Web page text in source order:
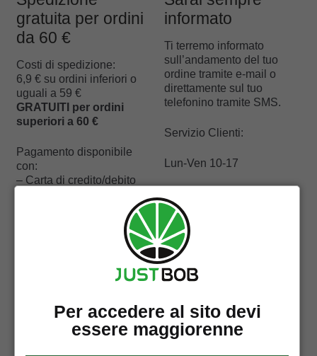
gratuita per ordini
da 60 €
Costi di spedizione:
6,9 € su ordini inferiori o
uguali a 59 €
GRATUITI per ordini
superiori a 60 €
Pagamento disponibile
con:
– Carta di credito/debito
informato
Ti terremo informato
sull’andamento del tuo
ordine tramite e-mail o
direttamente sul tuo
telefonino tramite SMS.
Servizio Clienti:
Lun-Ven 10-17
Messenger
consegna
espressa
Per accedere al sito devi
essere maggiorenne